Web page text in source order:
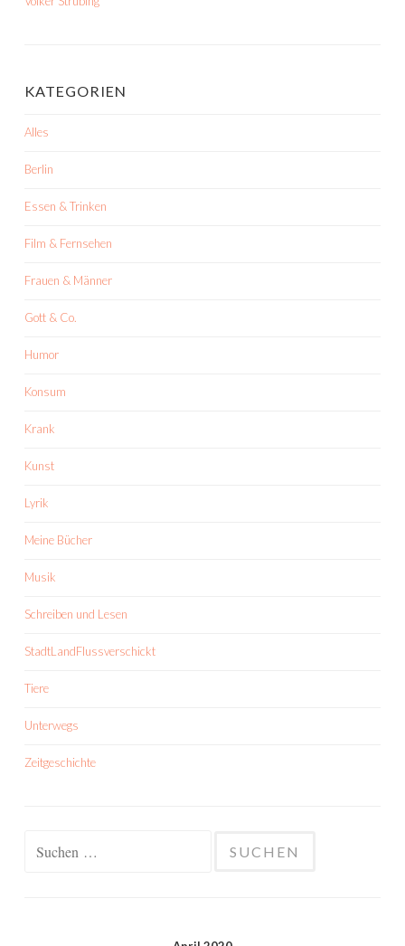
KATEGORIEN
Alles
Berlin
Essen & Trinken
Film & Fernsehen
Frauen & Männer
Gott & Co.
Humor
Konsum
Krank
Kunst
Lyrik
Meine Bücher
Musik
Schreiben und Lesen
StadtLandFlussverschickt
Tiere
Unterwegs
Zeitgeschichte